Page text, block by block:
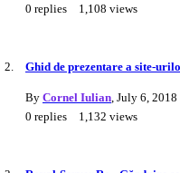
0 replies 1,108 views
Ghid de prezentare a site-
By Cornel Iulian, July 6, 2018
0 replies 1,132 views